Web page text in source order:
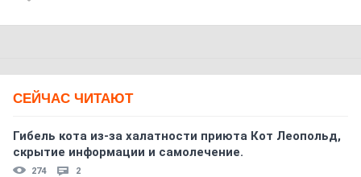
СЕЙЧАС ЧИТАЮТ
Гибель кота из-за халатности приюта Кот Леопольд,
скрытиe информации и самолечение.
274 2